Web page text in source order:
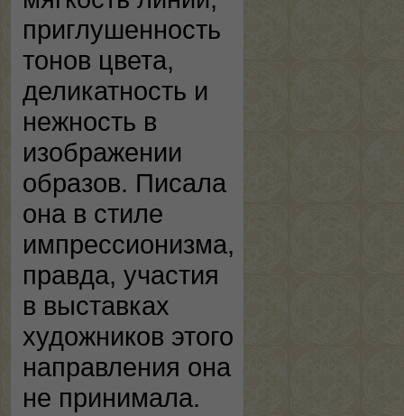
приглушенность
тонов цвета,
деликатность и
нежность в
изображении
образов. Писала
она в стиле
импрессионизма,
правда, участия
в выставках
художников этого
направления она
не принимала.